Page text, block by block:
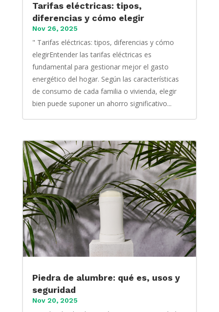
Tarifas eléctricas: tipos,
diferencias y cómo elegir
Nov 26, 2025
" Tarifas eléctricas: tipos, diferencias y cómo
elegirEntender las tarifas eléctricas es
fundamental para gestionar mejor el gasto
energético del hogar. Según las características
de consumo de cada familia o vivienda, elegir
bien puede suponer un ahorro significativo...
Piedra de alumbre: qué es, usos y
seguridad
Nov 20, 2025